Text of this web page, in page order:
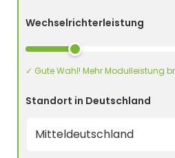
Wechselrichterleistung
✓ Gute Wahl! Mehr Modulleistung
Standort in Deutschland